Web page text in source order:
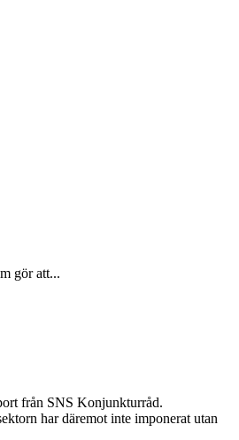
gör att...
från SNS Konjunkturråd.
har däremot inte imponerat utan